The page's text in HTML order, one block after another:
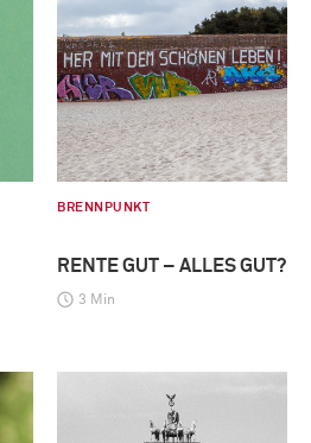
BRENNPUNKT
RENTE GUT – ALLES GUT?
3 Min